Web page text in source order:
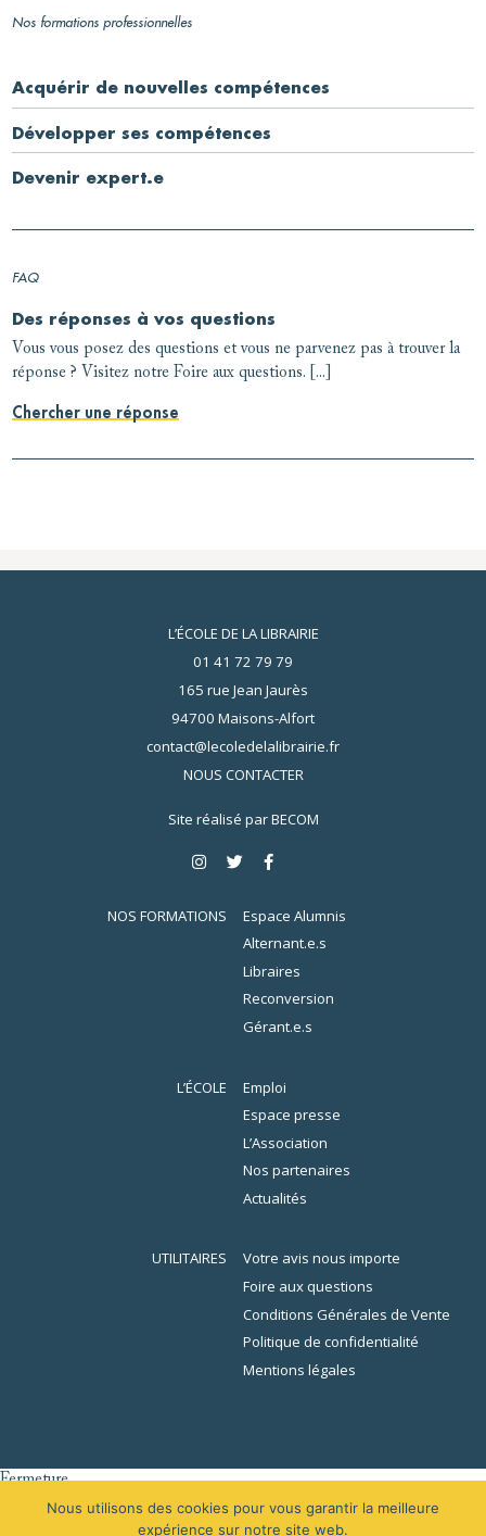
Nos formations professionnelles
Acquérir de nouvelles compétences
Développer ses compétences
Devenir expert.e
FAQ
Des réponses à vos questions
Vous vous posez des questions et vous ne parvenez pas à trouver la
réponse ? Visitez notre Foire aux questions. [...]
Chercher une réponse
L’ÉCOLE DE LA LIBRAIRIE
01 41 72 79 79
165 rue Jean Jaurès
94700 Maisons-Alfort
contact@lecoledelalibrairie.fr
NOUS CONTACTER
Site réalisé parBECOM
NOS FORMATIONS
Espace Alumnis
Alternant.e.s
Libraires
Reconversion
Gérant.e.s
L’ÉCOLE
Emploi
Espace presse
L’Association
Nos partenaires
Actualités
UTILITAIRES
Votre avis nous importe
Foire aux questions
Conditions Générales de Vente
Politique de confidentialité
Mentions légales
Fermeture
L’École de la Librairie sera fermée du 1 au 16 août 2026 inclus. En
raison des congés, votre demande de devis sera traitée à partir du 31
Nous utilisons des cookies pour vous garantir la meilleure
expérience sur notre site web.